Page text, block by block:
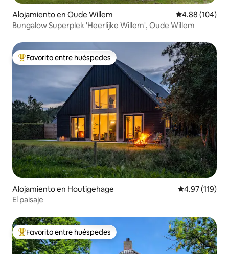
Alojamiento en Oude Willem Calificación
4.88 (104)
Bungalow Superplek 'Heerlijke Willem', Oude Willem
Favorito entre huéspedes preferido
Favorito entre huéspedes
Alojamiento en Houtigehage Calificación
4.97 (119)
El paisaje
Favorito entre huéspedes preferido
Favorito entre huéspedes